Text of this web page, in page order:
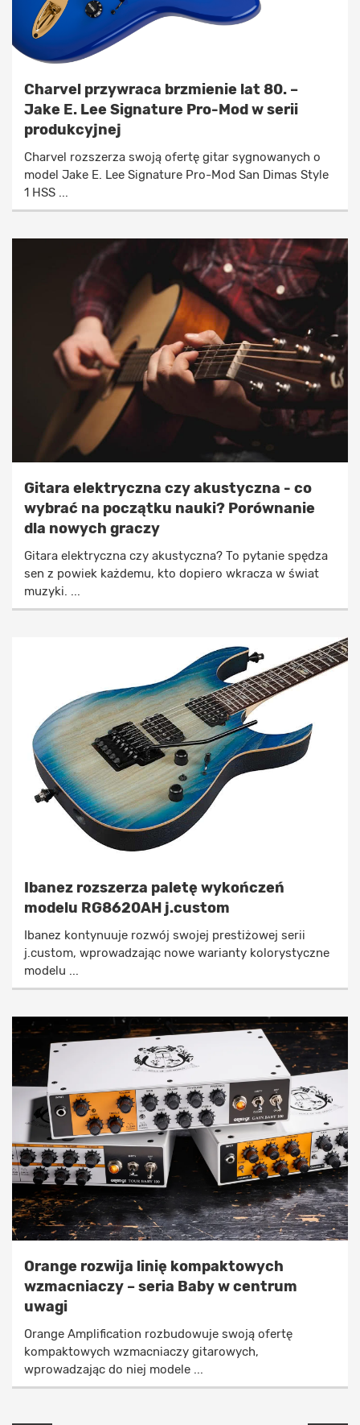
Charvel przywraca brzmienie lat 80. –
Jake E. Lee Signature Pro-Mod w serii
produkcyjnej
Charvel rozszerza swoją ofertę gitar sygnowanych o
model Jake E. Lee Signature Pro-Mod San Dimas Style
1 HSS ...
Gitara elektryczna czy akustyczna - co
wybrać na początku nauki? Porównanie
dla nowych graczy
Gitara elektryczna czy akustyczna? To pytanie spędza
sen z powiek każdemu, kto dopiero wkracza w świat
muzyki. ...
Ibanez rozszerza paletę wykończeń
modelu RG8620AH j.custom
Ibanez kontynuuje rozwój swojej prestiżowej serii
j.custom, wprowadzając nowe warianty kolorystyczne
modelu ...
Orange rozwija linię kompaktowych
wzmacniaczy – seria Baby w centrum
uwagi
Orange Amplification rozbudowuje swoją ofertę
kompaktowych wzmacniaczy gitarowych,
wprowadzając do niej modele ...